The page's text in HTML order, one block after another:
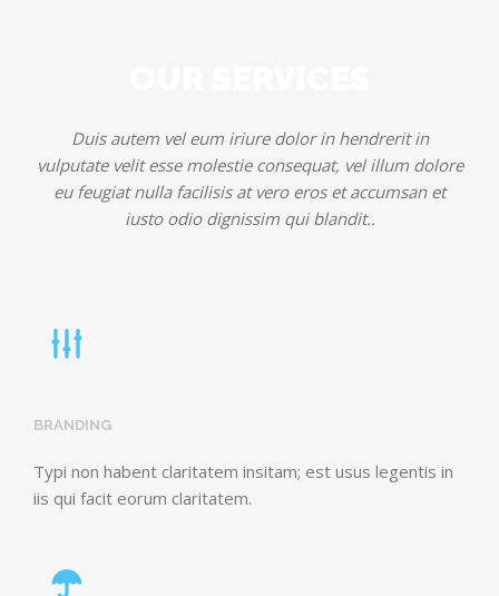
Duis autem vel eum iriure dolor in hendrerit in
vulputate velit esse molestie consequat, vel illum dolore
eu feugiat nulla facilisis at vero eros et accumsan et
iusto odio dignissim qui blandit..
BRANDING
Typi non habent claritatem insitam; est usus legentis in
iis qui facit eorum claritatem.